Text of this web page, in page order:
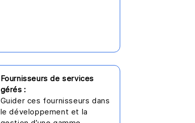
Fournisseurs de services
gérés :
Guider ces fournisseurs dans
le développement et la